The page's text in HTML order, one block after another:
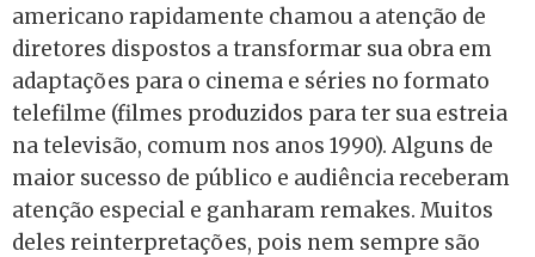
americano rapidamente chamou a atenção de
diretores dispostos a transformar sua obra em
adaptações para o cinema e séries no formato
telefilme (filmes produzidos para ter sua estreia
na televisão, comum nos anos 1990). Alguns de
maior sucesso de público e audiência receberam
atenção especial e ganharam remakes. Muitos
deles reinterpretações, pois nem sempre são